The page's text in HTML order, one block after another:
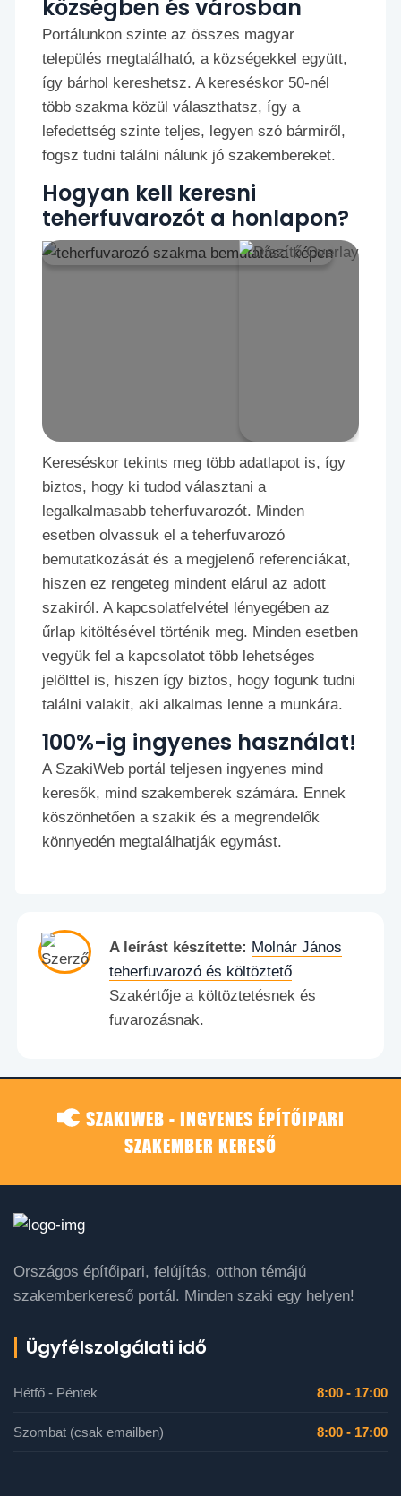
községben és városban
Portálunkon szinte az összes magyar
település megtalálható, a községekkel együtt,
így bárhol kereshetsz. A kereséskor 50-nél
több szakma közül választhatsz, így a
lefedettség szinte teljes, legyen szó bármiről,
fogsz tudni találni nálunk jó szakembereket.
Hogyan kell keresni
teherfuvarozót a honlapon?
Kereséskor tekints meg több adatlapot is, így
biztos, hogy ki tudod választani a
legalkalmasabb teherfuvarozót. Minden
esetben olvassuk el a teherfuvarozó
bemutatkozását és a megjelenő referenciákat,
hiszen ez rengeteg mindent elárul az adott
szakiról. A kapcsolatfelvétel lényegében az
űrlap kitöltésével történik meg. Minden esetben
vegyük fel a kapcsolatot több lehetséges
jelölttel is, hiszen így biztos, hogy fogunk tudni
találni valakit, aki alkalmas lenne a munkára.
100%-ig ingyenes használat!
A SzakiWeb portál teljesen ingyenes mind
keresők, mind szakemberek számára. Ennek
köszönhetően a szakik és a megrendelők
könnyedén megtalálhatják egymást.
A leírást készítette: Molnár János
teherfuvarozó és költöztető
Szakértője a költöztetésnek és
fuvarozásnak.
SZAKIWEB - INGYENES ÉPÍTŐIPARI
SZAKEMBER KERESŐ
Országos építőipari, felújítás, otthon témájú
szakemberkereső portál. Minden szaki egy helyen!
Ügyfélszolgálati idő
Hétfő - Péntek 8:00 - 17:00
Szombat (csak emailben) 8:00 - 17:00